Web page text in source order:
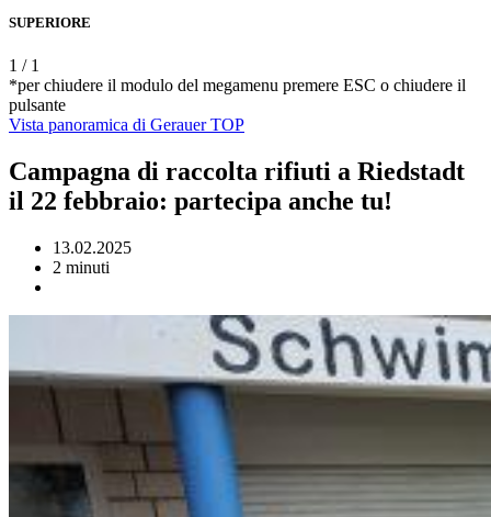
SUPERIORE
1 / 1
*per chiudere il modulo del megamenu premere ESC o chiudere il
pulsante
Vista panoramica di GerauerTOP
Campagna di raccolta rifiuti a Riedstadt
il 22 febbraio: partecipa anche tu!
13.02.2025
2 minuti